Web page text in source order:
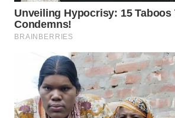
WAHANA
KONSUMEN
WAHANA
LISTRIK
WAHANA